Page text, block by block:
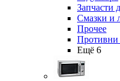
Запчасти
Смазки и
Прочее
Противни
Ещё 6